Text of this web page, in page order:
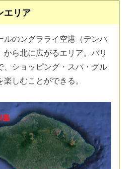
エリア
ルのングラライ空港（デンパ
から北に広がるエリア。バリ
、ショッピング・スパ・グル
楽しむことができる。